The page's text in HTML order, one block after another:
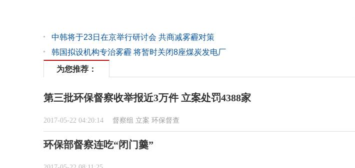
中韩将于23日在京举行研讨会 共商减雾霾对策
韩国拟设机构专治雾霾 将暂时关闭8座煤炭发电厂
为您推荐：
第三批环保督察收举报近3万件 立案处罚4388家
2017-05-22 04:20:14 督察组 立案 环保督查
环保部督察连吃“闭门羹”